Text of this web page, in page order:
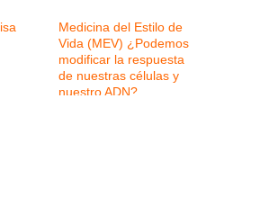
Medicina del Estilo de
Vida (MEV) ¿Podemos
modificar la respuesta
de nuestras células y
nuestro ADN?